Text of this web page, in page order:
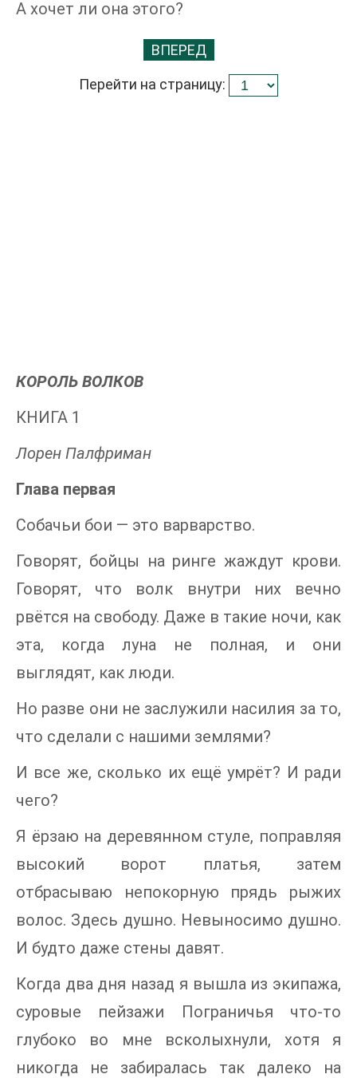
А хочет ли она этого?
ВПЕРЕД
Перейти на страницу:
КОРОЛЬ ВОЛКОВ
КНИГА 1
Лорен Палфриман
Глава первая
Собачьи бои — это варварство.
Говорят, бойцы на ринге жаждут крови.
Говорят, что волк внутри них вечно
рвётся на свободу. Даже в такие ночи, как
эта, когда луна не полная, и они
выглядят, как люди.
Но разве они не заслужили насилия за то,
что сделали с нашими землями?
И все же, сколько их ещё умрёт? И ради
чего?
Я ёрзаю на деревянном стуле, поправляя
высокий ворот платья, затем
отбрасываю непокорную прядь рыжих
волос. Здесь душно. Невыносимо душно.
И будто даже стены давят.
Когда два дня назад я вышла из экипажа,
суровые пейзажи Пограничья что-то
глубоко во мне всколыхнули, хотя я
никогда не забиралась так далеко на